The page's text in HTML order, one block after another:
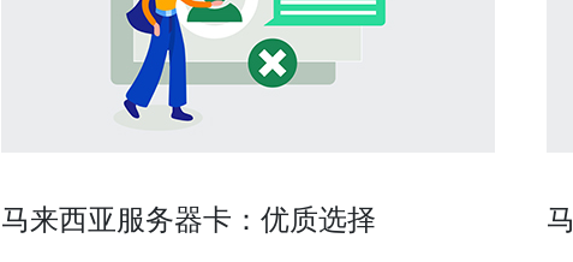
马来西亚服务器卡：优质选择